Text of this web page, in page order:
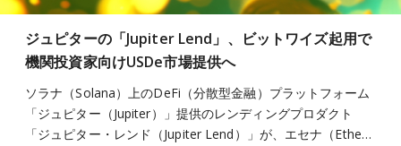
ジュピターの「Jupiter Lend」、ビットワイズ起用で
機関投資家向けUSDe市場提供へ
ソラナ（Solana）上のDeFi（分散型金融）プラットフォーム
「ジュピター（Jupiter）」提供のレンディングプロダクト
「ジュピター・レンド（Jupiter Lend）」が、エセナ（Ethe…